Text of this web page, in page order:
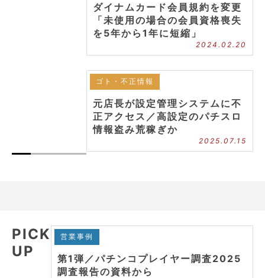
ダイナムカード会員規約を変更
「未使用の場合の会員資格喪失
を5年から1年に短縮」
2024.02.20
ゴト・不正情報
元店長が設定管理システムに不
正アクセス／高設定のパチスロ
情報盗み荒稼ぎか
2025.07.15
PICK
UP
営業事例
第1弾／パチンコプレイヤー調査2025
調査報告の資料から